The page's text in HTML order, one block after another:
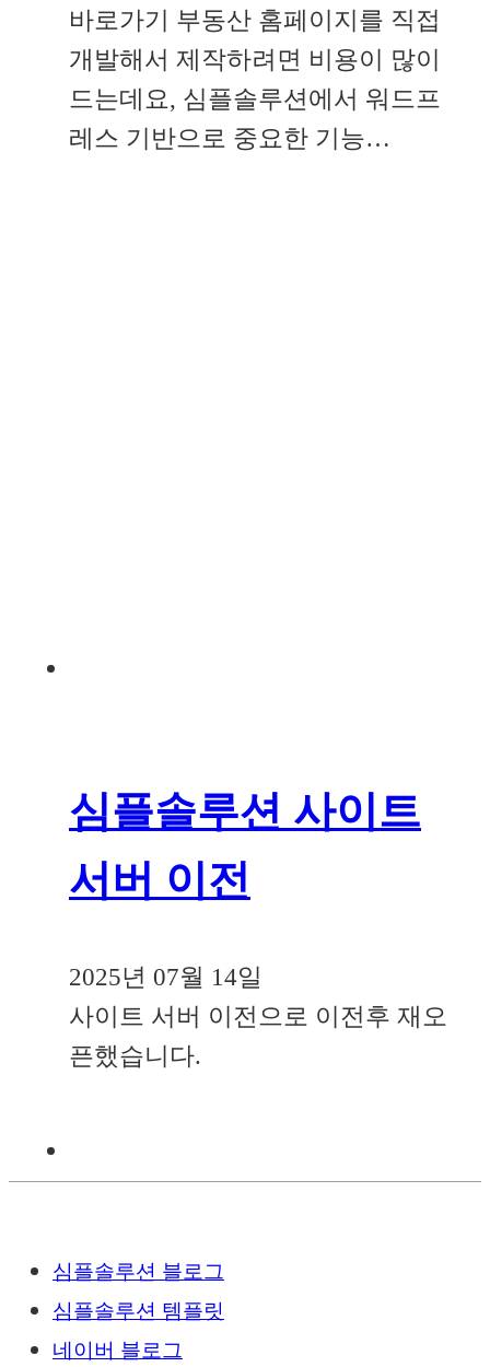
바로가기 부동산 홈페이지를 직접
개발해서 제작하려면 비용이 많이
드는데요, 심플솔루션에서 워드프
레스 기반으로 중요한 기능…
심플솔루션 사이트
서버 이전
2025년 07월 14일
사이트 서버 이전으로 이전후 재오
픈했습니다.
심플솔루션 블로그
심플솔루션 템플릿
네이버 블로그